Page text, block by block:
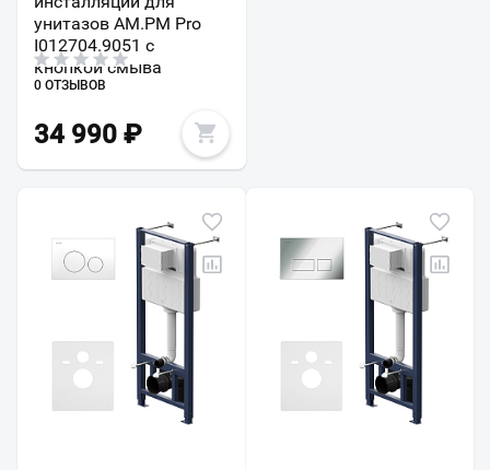
унитазов AM.PM Pro
I012704.9051 с
кнопкой смыва
0 ОТЗЫВОВ
34 990 ₽